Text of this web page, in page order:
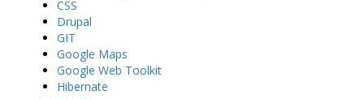
CSS
Drupal
GIT
Google Maps
Google Web Toolkit
Hibernate